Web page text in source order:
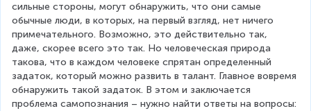
сильные стороны, могут обнаружить, что они самые
обычные люди, в которых, на первый взгляд, нет ничего
примечательного. Возможно, это действительно так,
даже, скорее всего это так. Но человеческая природа
такова, что в каждом человеке спрятан определенный
задаток, который можно развить в талант. Главное вовремя
обнаружить такой задаток. В этом и заключается
проблема самопознания – нужно найти ответы на вопросы: